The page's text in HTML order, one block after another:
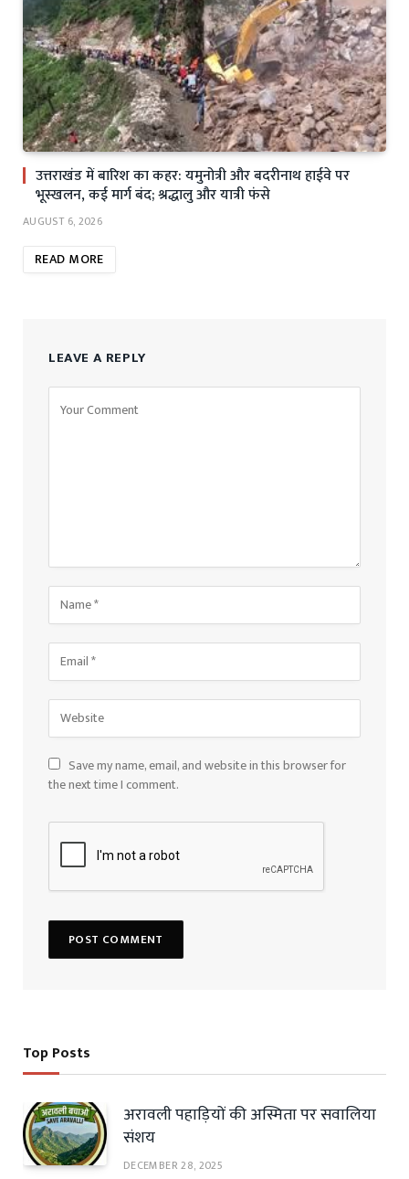
उत्तराखंड में बारिश का कहर: यमुनोत्री और बदरीनाथ हाईवे पर
भूस्खलन, कई मार्ग बंद; श्रद्धालु और यात्री फंसे
AUGUST 6, 2026
READ MORE
LEAVE A REPLY
Save my name, email, and website in this browser for
the next time I comment.
Top Posts
अरावली पहाड़ियों की अस्मिता पर सवालिया
संशय
DECEMBER 28, 2025